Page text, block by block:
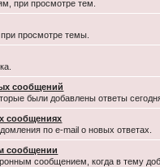
при просмотре тем.
просмотре темы.
сообщений
были добавлены ответы
сообщениях
по e-mail о новых ответах.
сообщении
сообщением, когда в тему